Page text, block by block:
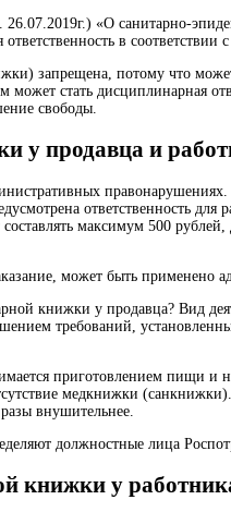
«О санитарно-
в соответствии
запрещена, потому что
стать дисциплинарная
свободы.
у продавца и
ответственность
максимум 500
может быть применено
книжки у продавца? Вид
требований,
приготовлением пищи
медкнижки
внушительнее.
должностные лица
книжки у